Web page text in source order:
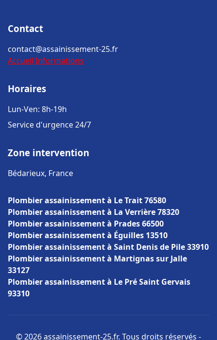
Contact
contact@assainissement-25.fr
Accueil Informations
Horaires
Lun-Ven: 8h-19h
Service d'urgence 24/7
Zone intervention
Bédarieux, France
Plombier assainissement à Le Trait 76580
Plombier assainissement à La Verrière 78320
Plombier assainissement à Prades 66500
Plombier assainissement à Éguilles 13510
Plombier assainissement à Saint Denis de Pile 33910
Plombier assainissement à Martignas sur Jalle
33127
Plombier assainissement à Le Pré Saint Gervais
93310
© 2026 assainissement-25.fr. Tous droits réservés -